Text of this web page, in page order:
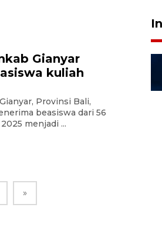
Gianyar
kuliah
Provinsi Bali,
beasiswa dari 56
menjadi ...
»